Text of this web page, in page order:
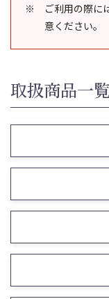
ご利用の際に
意ください。
取扱商品一覧